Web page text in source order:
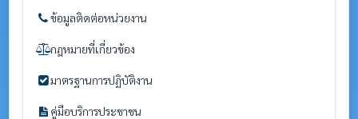
ข้อมูลติดต่อหน่วยงาน
กฎหมายที่เกี่ยวข้อง
มาตรฐานการปฏิบัติงาน
คู่มือบริการประชาชน